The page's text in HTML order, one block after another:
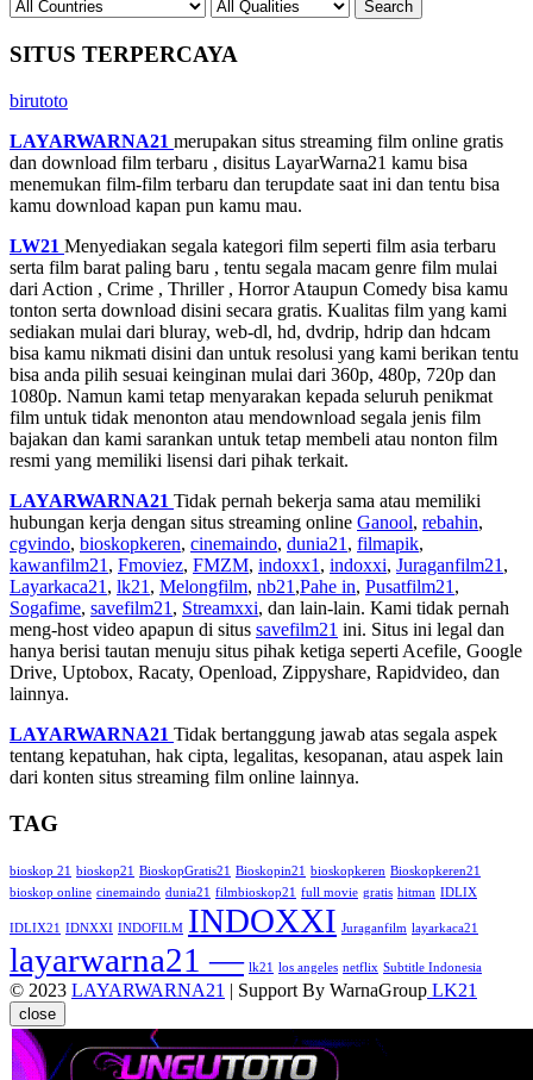
SITUS TERPERCAYA
birutoto
LAYARWARNA21 merupakan situs streaming film online gratis
dan download film terbaru , disitus LayarWarna21 kamu bisa
menemukan film-film terbaru dan terupdate saat ini dan tentu bisa
kamu download kapan pun kamu mau.
LW21 Menyediakan segala kategori film seperti film asia terbaru
serta film barat paling baru , tentu segala macam genre film mulai
dari Action , Crime , Thriller , Horror Ataupun Comedy bisa kamu
tonton serta download disini secara gratis. Kualitas film yang kami
sediakan mulai dari bluray, web-dl, hd, dvdrip, hdrip dan hdcam
bisa kamu nikmati disini dan untuk resolusi yang kami berikan tentu
bisa anda pilih sesuai keinginan mulai dari 360p, 480p, 720p dan
1080p. Namun kami tetap menyarakan kepada seluruh penikmat
film untuk tidak menonton atau mendownload segala jenis film
bajakan dan kami sarankan untuk tetap membeli atau nonton film
resmi yang memiliki lisensi dari pihak terkait.
LAYARWARNA21 Tidak pernah bekerja sama atau memiliki
hubungan kerja dengan situs streaming online Ganool, rebahin,
cgvindo, bioskopkeren, cinemaindo, dunia21 , filmapik,
kawanfilm21 , Fmoviez, FMZM, indoxx1 , indoxxi, Juraganfilm21 ,
Layarkaca21 , lk21 , Melongfilm, nb21 ,Pahe in, Pusatfilm21 ,
Sogafime, savefilm21 , Streamxxi, dan lain-lain. Kami tidak pernah
meng-host video apapun di situs savefilm21 ini. Situs ini legal dan
hanya berisi tautan menuju situs pihak ketiga seperti Acefile, Google
Drive, Uptobox, Racaty, Openload, Zippyshare, Rapidvideo, dan
lainnya.
LAYARWARNA21 Tidak bertanggung jawab atas segala aspek
tentang kepatuhan, hak cipta, legalitas, kesopanan, atau aspek lain
dari konten situs streaming film online lainnya.
TAG
bioskop 21 bioskop21 BioskopGratis21 Bioskopin21 bioskopkeren Bioskopkeren21
bioskop online cinemaindo dunia21 filmbioskop21 full movie gratis hitman IDLIX
IDLIX21 IDNXXI INDOFILM INDOXXI Juraganfilm layarkaca21
layarwarna21 — lk21 los angeles netflix Subtitle Indonesia
© 2023 LAYARWARNA21 | Support By WarnaGroup LK21
close